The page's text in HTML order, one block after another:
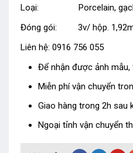
Loại: Porcelain, gạch
Đóng gói: 3v/ hộp.
Liên hệ: 0916 756 055
Để nhận được ảnh mẫu,
Miễn phí vận chuyển
Giao hàng trong 2h sau
Ngoại tỉnh vận chuyển